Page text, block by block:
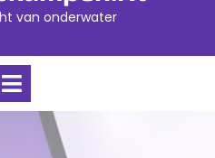
van onderwater
Open